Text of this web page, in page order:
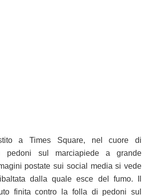
a Times Square, nel cuore di
pedoni sul marciapiede a grande
postate sui social media si vede
dalla quale esce del fumo. Il
finita contro la folla di pedoni sul